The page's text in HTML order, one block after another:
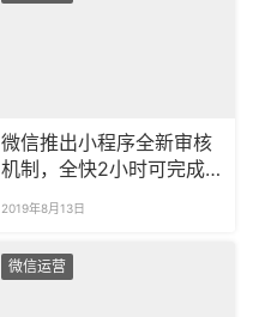
微信推出小程序全新审核
机制，全快2小时可完成
2019年8月13日
微信运营